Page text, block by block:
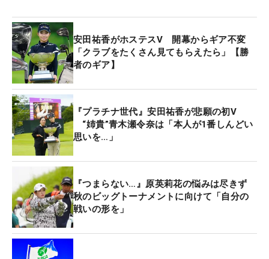
と今年7月に亡くなった恩師でプロゴルファーの坂
田信弘氏に捧げる1勝となった。
安田祐香がホステスV 開幕からギア不変
「クラブをたくさん見てもらえたら」【勝
者のギア】
『プラチナ世代』安田祐香が悲願の初V
“姉貴”青木瀬令奈は「本人が1番しんどい
思いを…」
『つまらない…』原英莉花の悩みは尽きず
秋のビッグトーナメントに向けて「自分の
戦いの形を」